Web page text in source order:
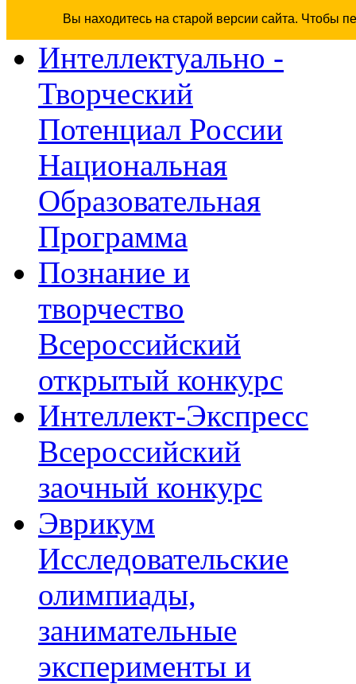
Вы находитесь на старой версии сайта. Чтобы
Интеллектуально -
Творческий
Потенциал России
Национальная
Образовательная
Программа
Познание и
творчество
Всероссийский
открытый конкурс
Интеллект-Экспресс
Всероссийский
заочный конкурс
Эврикум
Исследовательские
олимпиады,
занимательные
эксперименты и